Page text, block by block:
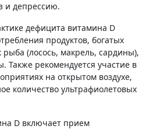
и депрессию.
дефицита витамина D
продуктов, богатых
(лосось, макрель, сардины),
Также рекомендуется участие в
на открытом воздухе,
количество ультрафиолетовых
D включает прием